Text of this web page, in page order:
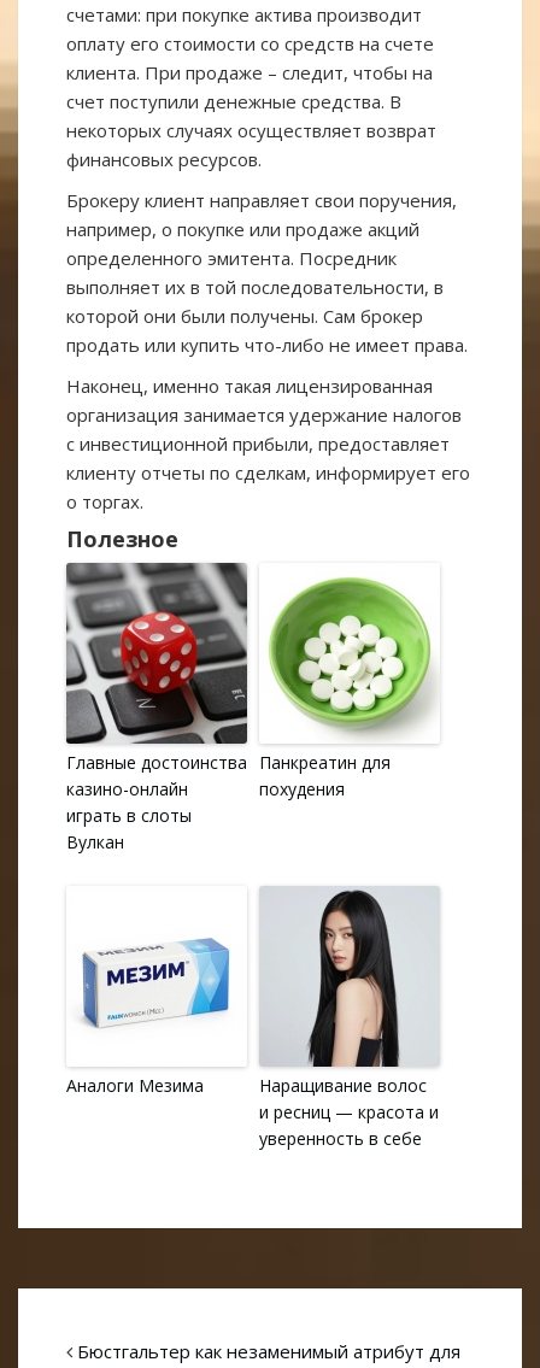
счетами: при покупке актива производит
оплату его стоимости со средств на счете
клиента. При продаже – следит, чтобы на
счет поступили денежные средства. В
некоторых случаях осуществляет возврат
финансовых ресурсов.
Брокеру клиент направляет свои поручения,
например, о покупке или продаже акций
определенного эмитента. Посредник
выполняет их в той последовательности, в
которой они были получены. Сам брокер
продать или купить что-либо не имеет права.
Наконец, именно такая лицензированная
организация занимается удержание налогов
с инвестиционной прибыли, предоставляет
клиенту отчеты по сделкам, информирует его
о торгах.
Полезное
Главные достоинства
казино-онлайн
играть в слоты
Вулкан
Панкреатин для
похудения
Аналоги Мезима
Наращивание волос
и ресниц — красота и
уверенность в себе
Бюстгальтер как незаменимый атрибут для